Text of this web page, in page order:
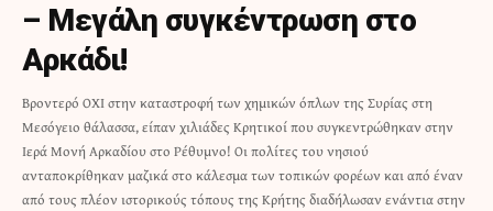
– Μεγάλη συγκέντρωση στο
Αρκάδι!
Βροντερό ΟΧΙ στην καταστροφή των χημικών όπλων της Συρίας στη
Μεσόγειο θάλασσα, είπαν χιλιάδες Κρητικοί που συγκεντρώθηκαν στην
Ιερά Μονή Αρκαδίου στο Ρέθυμνο! Οι πολίτες του νησιού
ανταποκρίθηκαν μαζικά στο κάλεσμα των τοπικών φορέων και από έναν
από τους πλέον ιστορικούς τόπους της Κρήτης διαδήλωσαν ενάντια στην